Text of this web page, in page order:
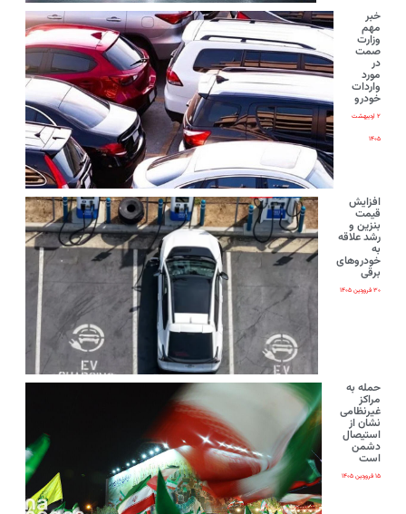
خبر
مهم
وزارت
صمت
در
مورد
واردات
خودرو
۲ اردیبهشت
۱۴۰۵
افزایش
قیمت
بنزین و
رشد علاقه
به
خودروهای
برقی
۳۰ فروردین ۱۴۰۵
حمله به
مراکز
غیرنظامی
نشان از
استیصال
دشمن
است
۱۵ فروردین ۱۴۰۵